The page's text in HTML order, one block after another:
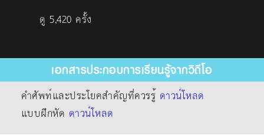
ดู 5,420 ครั้ง
เอกสารประกอบการเรียนรู้จากวิดีโอ
คำศัพท์และประโยคสำคัญที่ควรรู้ ดาวน์โหลด
แบบฝึกหัด ดาวน์โหลด